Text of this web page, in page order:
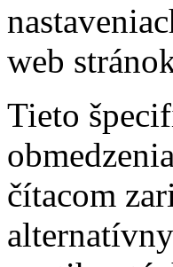
web
Tieto
čítacom